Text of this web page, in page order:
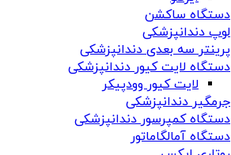
دستگاه ساکشن
لوپ دندانپزشکی
پرینتر سه بعدی دندانپزشکی
دستگاه لایت کیور دندانپزشکی
لایت کیور وودپیکر
جرمگیر دندانپزشکی
دستگاه کمپرسور دندانپزشکی
دستگاه آمالگاماتور